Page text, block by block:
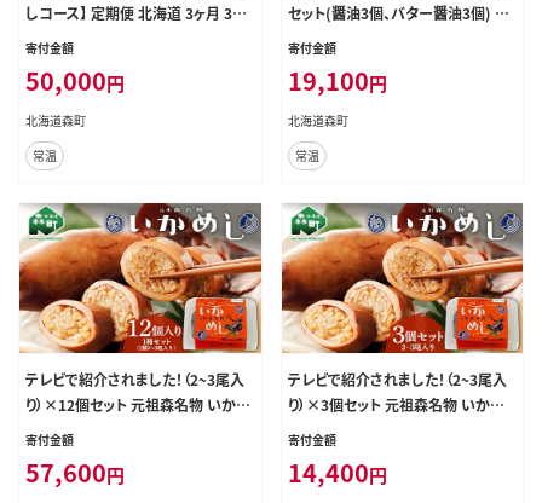
しコース】 定期便 北海道 3ヶ月 3回
いかめし たこ レトルト 海鮮 コース
寄付金額
50,000円
北海道森町
常温
セット(醤油3個、バター醤油3個) ま
ぜめし 素 イカ 混ぜご飯 簡単調理 食
寄付金額
19,100円
北海道森町
常温
テレビで紹介されました！（2~3尾入
り）×12個セット 元祖森名物 いかめ
し レトルト ＜阿部商店＞ 常温 烏賊
賊 もち米 おこわ 簡単調理 一人暮ら
寄付金額
57,600円
テレビで紹介されました！（2~3尾入
り）×3個セット 元祖森名物 いかめ
し レトルト ＜阿部商店＞ 常温 烏賊
賊 もち米 おこわ 簡単調理 一人暮ら
寄付金額
14,400円